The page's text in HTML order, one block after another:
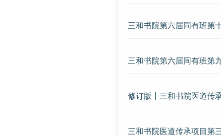
三和书院第六届同有班第
三和书院第六届同有班第
修订版丨三和书院医道传
三和书院医道传承项目第